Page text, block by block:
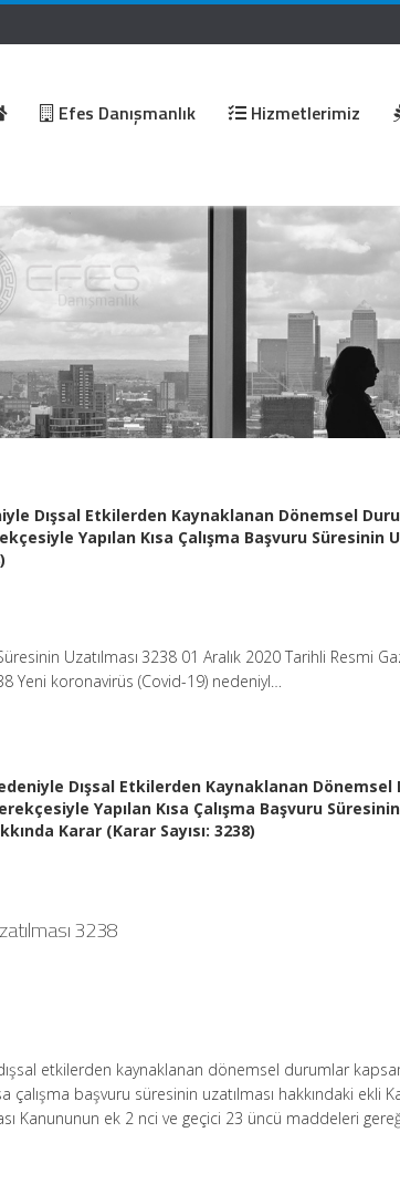
Efes Danışmanlık Hizmetlerimiz
Dışsal Etkilerden Kaynaklanan Dönemsel
Yapılan Kısa Çalışma Başvuru Süresinin
Uzatılması 3238 01 Aralık 2020 Tarihli Resmi
Yeni koronavirüs (Covid-19) nedeniyl…
Dışsal Etkilerden Kaynaklanan Dönemsel
Yapılan Kısa Çalışma Başvuru
Karar (Karar Sayısı: 3238)
3238
etkilerden kaynaklanan dönemsel durumlar
çalışma başvuru süresinin uzatılması hakkındaki ekli
Kanununun ek 2 nci ve geçici 23 üncü maddeleri